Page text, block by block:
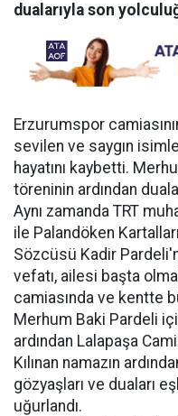
dualarıyla son
Erzurumspor
sevilen ve saygın
hayatını kaybetti.
töreninin ardından
Aynı zamanda TRT
ile Palandöken
Sözcüsü Kadir
vefatı, ailesi başta
camiasında ve kentte
Merhum Baki Pardeli
ardından Lalapaşa
Kılınan namazın
gözyaşları ve duaları
uğurlandı.